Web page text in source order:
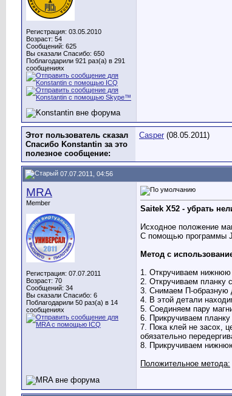
Регистрация: 03.05.2010
Возраст: 54
Сообщений: 625
Вы сказали Спасибо: 650
Поблагодарили 921 раз(а) в 291
сообщениях
Этот пользователь сказал
Спасибо Konstantin за это
полезное сообщение:
Casper (08.05.2011)
07.07.2011, 04:56
MRA
Member
Регистрация: 07.07.2011
Возраст: 70
Сообщений: 34
Вы сказали Спасибо: 6
Поблагодарили 50 раз(а) в 14
сообщениях
Saitek Х52 - убрать
Исходное положение
С помощью программы
Метод с
1. Откручиваем
2. Откручиваем планку
3. Снимаем П-образную
4. В этой детали
5. Соединяем пару
6. Прикручиваем
7. Пока клей не засох,
обязательно
8. Прикручиваем
Положительное метода: